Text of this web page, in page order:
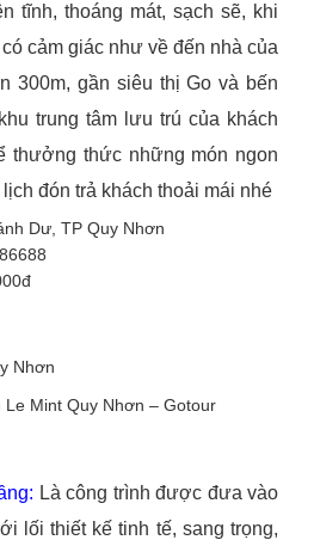
tĩnh, thoáng mát, sạch sẽ, khi
cảm giác như về đến nhà của
300m, gần siêu thị Go và bến
trung tâm lưu trú của khách
thưởng thức những món ngon
đón trả khách thoải mái nhé
Dư, TP Quy Nhơn
Le Mint Quy Nhơn – Gotour
Là công trình được đưa vào
lối thiết kế tinh tế, sang trọng,